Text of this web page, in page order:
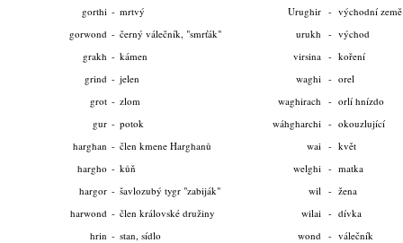
gorthi - mrtvý Urughir - východní země
gorwond - černý válečník, "smrťák" urukh - východ
grakh - kámen virsina - koření
grind - jelen waghi - orel
grot - zlom waghirach - orlí hnízdo
gur - potok wáhgharchi - okouzlující
harghan - člen kmene Harghanů wai - květ
hargho - kůň welghi - matka
hargor - šavlozubý tygr "zabiják" wil - žena
harwond - člen královské družiny wilai - dívka
hrin - stan, sídlo wond - válečník